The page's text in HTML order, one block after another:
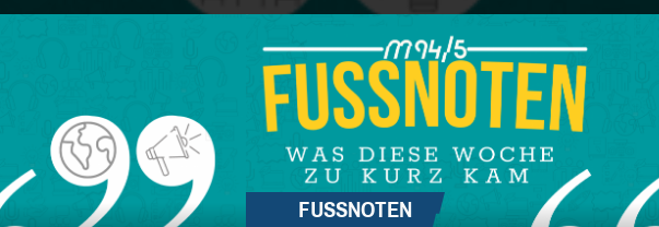
FUSSNOTEN